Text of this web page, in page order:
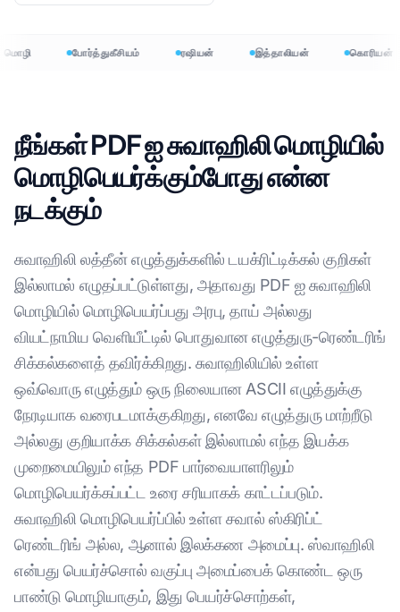
போர்த்துகீசியம் ரஷியன் இத்தாலியன் கொரியன்
நீங்கள் PDF ஐ சுவாஹிலி மொழியில்
மொழிபெயர்க்கும்போது என்ன
நடக்கும்
சுவாஹிலி லத்தீன் எழுத்துக்களில் டயக்ரிட்டிக்கல் குறிகள்
இல்லாமல் எழுதப்பட்டுள்ளது, அதாவது PDF ஐ சுவாஹிலி
மொழியில் மொழிபெயர்ப்பது அரபு, தாய் அல்லது
வியட்நாமிய வெளியீட்டில் பொதுவான எழுத்துரு-ரெண்டரிங்
சிக்கல்களைத் தவிர்க்கிறது. சுவாஹிலியில் உள்ள
ஒவ்வொரு எழுத்தும் ஒரு நிலையான ASCII எழுத்துக்கு
நேரடியாக வரைபடமாக்குகிறது, எனவே எழுத்துரு மாற்றீடு
அல்லது குறியாக்க சிக்கல்கள் இல்லாமல் எந்த இயக்க
முறைமையிலும் எந்த PDF பார்வையாளரிலும்
மொழிபெயர்க்கப்பட்ட உரை சரியாகக் காட்டப்படும்.
சுவாஹிலி மொழிபெயர்ப்பில் உள்ள சவால் ஸ்கிரிப்ட்
ரெண்டரிங் அல்ல, ஆனால் இலக்கண அமைப்பு. ஸ்வாஹிலி
என்பது பெயர்ச்சொல் வகுப்பு அமைப்பைக் கொண்ட ஒரு
பாண்டு மொழியாகும், இது பெயர்ச்சொற்கள்,